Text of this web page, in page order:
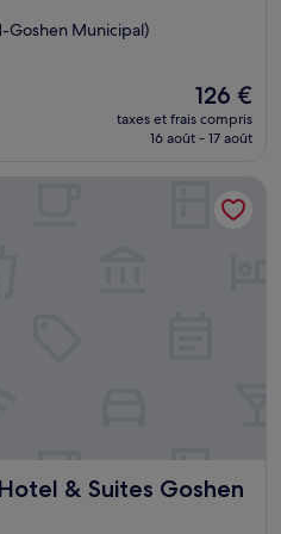
Goshen Municipal)
Le
nouveau
prix
126 €
126 €
taxes et frais compris
16 août - 17 août
& Suites Goshen
Suites Goshen by IHG
Goshen by IHG